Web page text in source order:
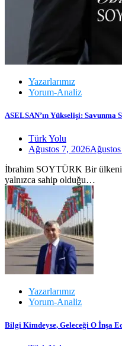
Yazarlarımız
Yorum-Analiz
ASELSAN’ın Yükselişi:
Türk Yolu
Ağustos 7, 2026
İbrahim SOYTÜRK Bir
yalnızca sahip olduğu…
Yazarlarımız
Yorum-Analiz
Bilgi Kimdeyse, Geleceği O İnşa